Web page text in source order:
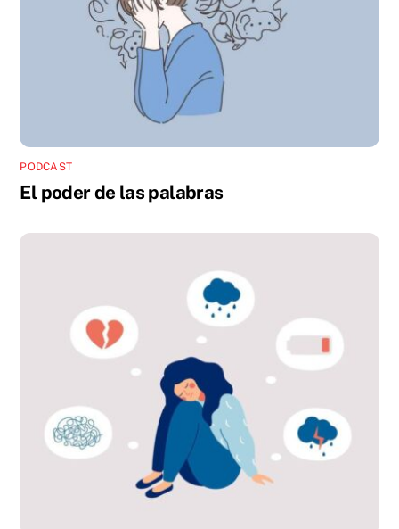
PODCAST
El poder de las palabras